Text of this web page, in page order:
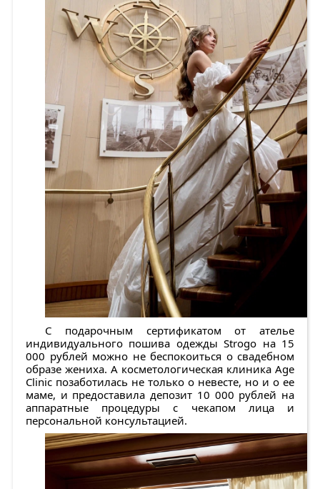
С подарочным сертификатом от ателье
индивидуального пошива одежды Strogo на 15
000 рублей можно не беспокоиться о свадебном
образе жениха. А косметологическая клиника Age
Clinic позаботилась не только о невесте, но и о ее
маме, и предоставила депозит 10 000 рублей на
аппаратные процедуры с чекапом лица и
персональной консультацией.